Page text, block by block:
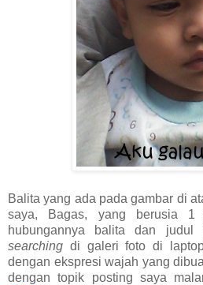
Balita yang ada pada gambar di
saya, Bagas, yang berusia
hubungannya balita dan judul
searching di galeri foto di
dengan ekspresi wajah yang
dengan topik posting saya